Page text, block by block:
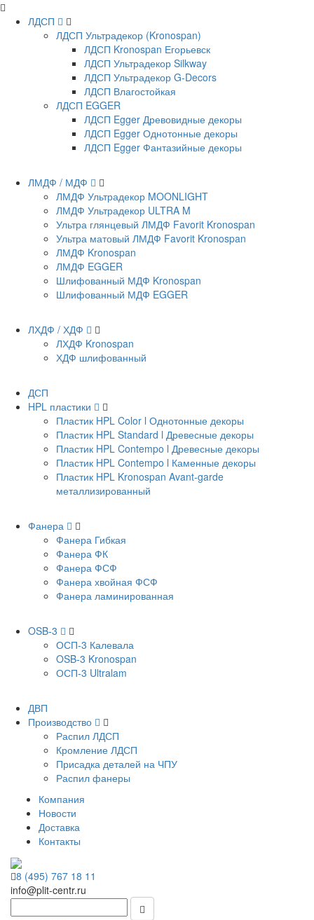
ЛДСП
ЛДСП Ультрадекор (Kronospan)
ЛДСП Kronospan Егорьевск
ЛДСП Ультрадекор Silkway
ЛДСП Ультрадекор G-Decors
ЛДСП Влагостойкая
ЛДСП EGGER
ЛДСП Egger Древовидные декоры
ЛДСП Egger Однотонные декоры
ЛДСП Egger Фантазийные декоры
ЛМДФ / МДФ
ЛМДФ Ультрадекор MOONLIGHT
ЛМДФ Ультрадекор ULTRA M
Ультра глянцевый ЛМДФ Favorit Kronospan
Ультра матовый ЛМДФ Favorit Kronospan
ЛМДФ Kronospan
ЛМДФ EGGER
Шлифованный МДФ Kronospan
Шлифованный МДФ EGGER
ЛХДФ / ХДФ
ЛХДФ Kronospan
ХДФ шлифованный
ДСП
HPL пластики
Пластик HPL Color l Однотонные декоры
Пластик HPL Standard l Древесные декоры
Пластик HPL Contempo l Древесные декоры
Пластик HPL Contempo l Каменные декоры
Пластик HPL Kronospan Avant-garde
металлизированный
Фанера
Фанера Гибкая
Фанера ФК
Фанера ФСФ
Фанера хвойная ФСФ
Фанера ламинированная
OSB-3
ОСП-3 Калевала
OSB-3 Kronospan
ОСП-3 Ultralam
ДВП
Производство
Распил ЛДСП
Кромление ЛДСП
Присадка деталей на ЧПУ
Распил фанеры
Компания
Новости
Доставка
Контакты
8 (495) 767 18 11
info@plit-centr.ru